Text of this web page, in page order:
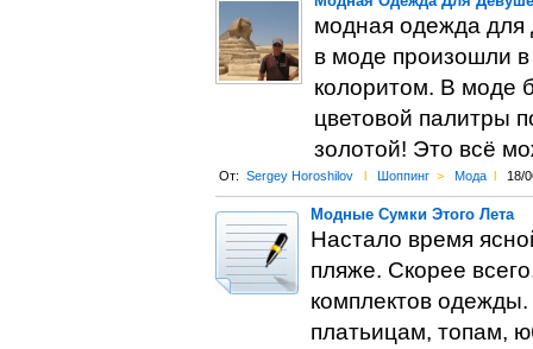
модная одежда
в моде произошли
колоритом. В моде
цветовой палитры
золотой! Это всё
От: Sergey Horoshilov l Шоппинг > Мода l 18/
Модные Сумки Этого Лета
Настало время
пляже. Скорее
комплектов
платьицам, топам,